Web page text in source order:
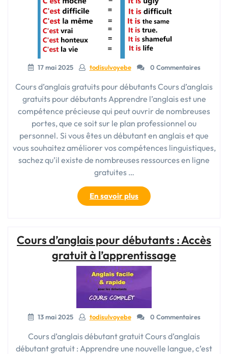
17 mai 2025 todisulvoyebe 0 Commentaires
Cours d’anglais gratuits pour débutants Cours d’anglais
gratuits pour débutants Apprendre l’anglais est une
compétence précieuse qui peut ouvrir de nombreuses
portes, que ce soit sur le plan professionnel ou
personnel. Si vous êtes un débutant en anglais et que
vous souhaitez améliorer vos compétences linguistiques,
sachez qu’il existe de nombreuses ressources en ligne
gratuites …
En savoir plus« Cours
d’anglais
débutants:
Apprendre
l’anglais
Cours d’anglais pour débutants : Accès
gratuit à l’apprentissage
13 mai 2025 todisulvoyebe 0 Commentaires
Cours d’anglais débutant gratuit Cours d’anglais
débutant gratuit : Apprendre une nouvelle langue, c’est